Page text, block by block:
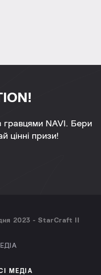
гравцями NAVI. Бери
цінні призи!
2023 - StarCraft II
МЕДІА